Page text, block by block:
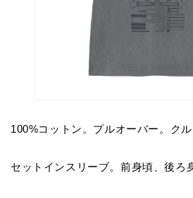
100%コットン。プルオーバー。クル
セットインスリーブ。前身頃、後ろ